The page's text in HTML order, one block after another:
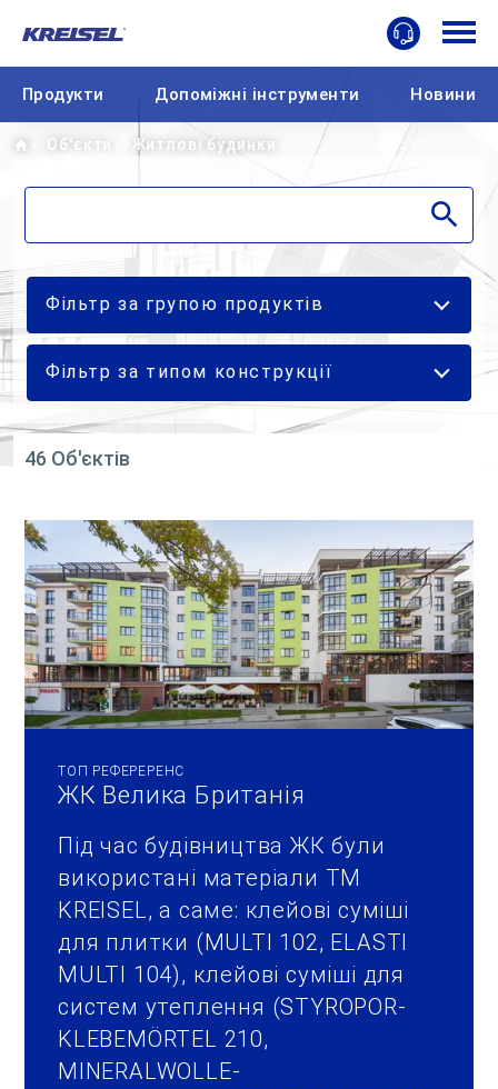
Продукти Допоміжні інструменти Новини
Home
Об'єкти Житлові будинки
Фільтр за групою продуктів
Фільтр за типом конструкції
46 Об'єктів
ТОП РЕФЕРЕРЕНС
ЖК Велика Британія
Під час будівництва ЖК були
використані матеріали ТМ
KREISEL, а саме: клейові суміші
для плитки (MULTI 102, ELASTI
MULTI 104), клейові суміші для
систем утеплення (STYROPOR-
KLEBEMÖRTEL 210,
MINERALWOLLE-